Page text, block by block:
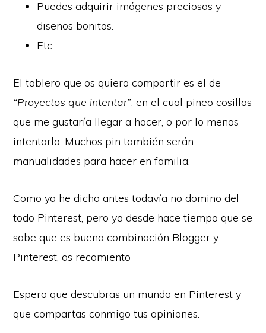
Puedes adquirir imágenes preciosas y
diseños bonitos.
Etc…
El tablero que os quiero compartir es el de
“Proyectos que intentar”, en el cual pineo cosillas
que me gustaría llegar a hacer, o por lo menos
intentarlo. Muchos pin también serán
manualidades para hacer en familia.
Como ya he dicho antes todavía no domino del
todo Pinterest, pero ya desde hace tiempo que se
sabe que es buena combinación Blogger y
Pinterest, os recomiento
Espero que descubras un mundo en Pinterest y
que compartas conmigo tus opiniones.